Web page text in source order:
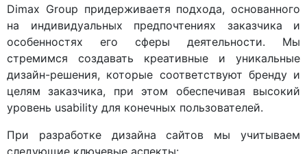
Dimax Group придерживаетя подхода, основанного
на индивидуальных предпочтениях заказчика и
особенностях его сферы деятельности. Мы
стремимся создавать креативные и уникальные
дизайн-решения, которые соответствуют бренду и
целям заказчика, при этом обеспечивая высокий
уровень usability для конечных пользователей.
При разработке дизайна сайтов мы учитываем
следующие ключевые аспекты: